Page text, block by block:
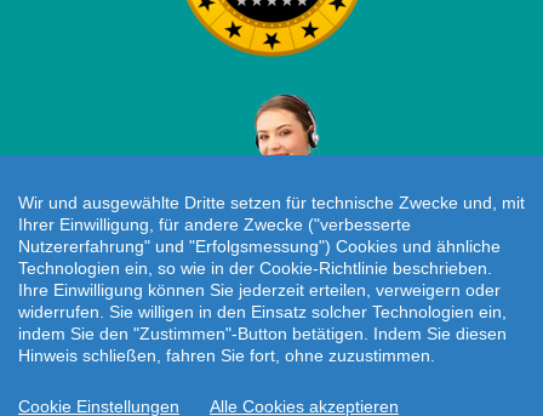
Individuelle Reiseanfrage!
Travelcheck © 2026
Startseite|AGB|Kontakt|Impressum
|Datenschutz
Wir und ausgewählte Dritte setzen für technische Zwecke und, mit
Ihrer Einwilligung, für andere Zwecke ("verbesserte
Nutzererfahrung" und "Erfolgsmessung") Cookies und ähnliche
Technologien ein, so wie in der Cookie-Richtlinie beschrieben.
Ihre Einwilligung können Sie jederzeit erteilen, verweigern oder
widerrufen. Sie willigen in den Einsatz solcher Technologien ein,
indem Sie den "Zustimmen"-Button betätigen. Indem Sie diesen
Hinweis schließen, fahren Sie fort, ohne zuzustimmen.
Cookie Einstellungen Alle Cookies akzeptieren